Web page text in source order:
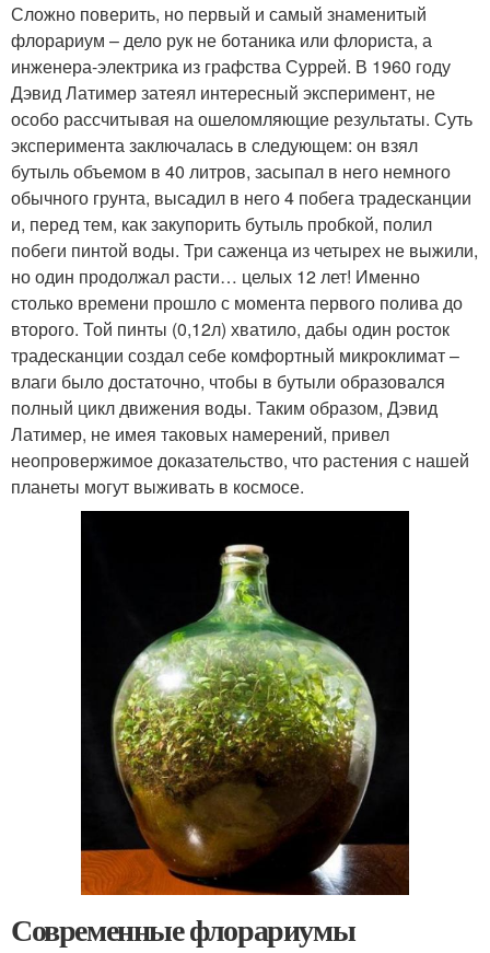
Сложно поверить, но первый и самый знаменитый
флорариум – дело рук не ботаника или флориста, а
инженера-электрика из графства Суррей. В 1960 году
Дэвид Латимер затеял интересный эксперимент, не
особо рассчитывая на ошеломляющие результаты. Суть
эксперимента заключалась в следующем: он взял
бутыль объемом в 40 литров, засыпал в него немного
обычного грунта, высадил в него 4 побега традесканции
и, перед тем, как закупорить бутыль пробкой, полил
побеги пинтой воды. Три саженца из четырех не выжили,
но один продолжал расти… целых 12 лет! Именно
столько времени прошло с момента первого полива до
второго. Той пинты (0,12л) хватило, дабы один росток
традесканции создал себе комфортный микроклимат –
влаги было достаточно, чтобы в бутыли образовался
полный цикл движения воды. Таким образом, Дэвид
Латимер, не имея таковых намерений, привел
неопровержимое доказательство, что растения с нашей
планеты могут выживать в космосе.
Современные флорариумы